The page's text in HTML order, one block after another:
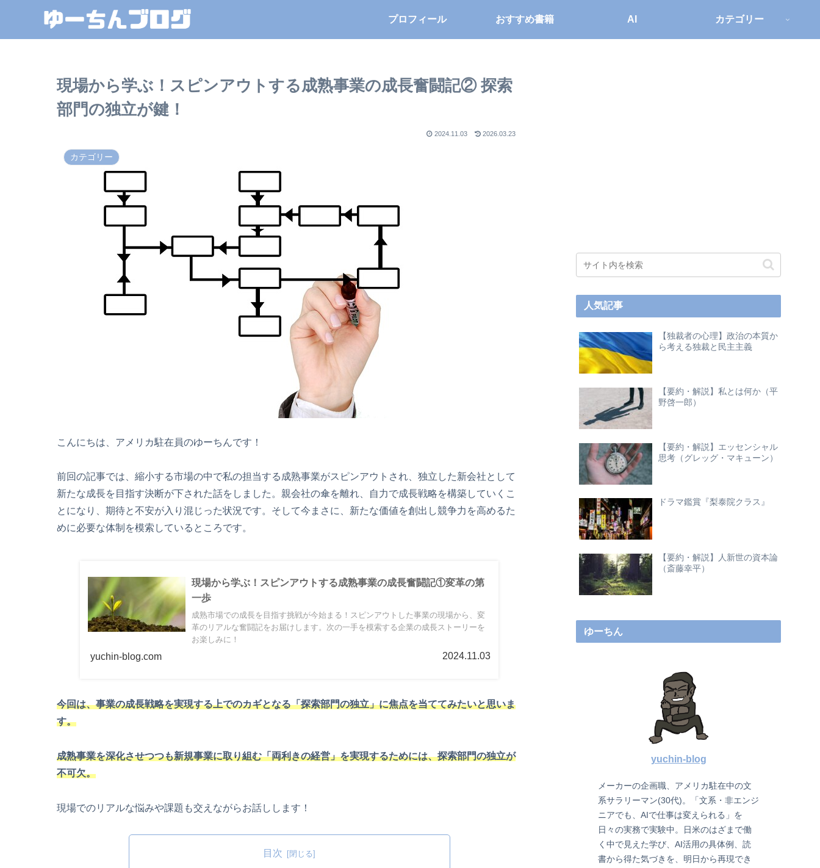
プロフィール おすすめ書籍 AI カテゴリー
現場から学ぶ！スピンアウトする成熟事業の成長奮闘記② 探索
部門の独立が鍵！
2024.11.03 2026.03.23
カテゴリー
こんにちは、アメリカ駐在員のゆーちんです！
前回の記事では、縮小する市場の中で私の担当する成熟事業がスピンアウトされ、独立した新会社として
新たな成長を目指す決断が下された話をしました。親会社の傘を離れ、自力で成長戦略を構築していくこ
とになり、期待と不安が入り混じった状況です。そして今まさに、新たな価値を創出し競争力を高めるた
めに必要な体制を模索しているところです。
現場から学ぶ！スピンアウトする成熟事業の成長奮闘記①変革の第
一歩
成熟市場での成長を目指す挑戦が今始まる！スピンアウトした事業の現場から、変
革のリアルな奮闘記をお届けします。次の一手を模索する企業の成長ストーリーを
お楽しみに！
yuchin-blog.com 2024.11.03
今回は、事業の成長戦略を実現する上でのカギとなる「探索部門の独立」に焦点を当ててみたいと思いま
す。
成熟事業を深化させつつも新規事業に取り組む「両利きの経営」を実現するためには、探索部門の独立が
不可欠。
現場でのリアルな悩みや課題も交えながらお話しします！
目次
人気記事
【独裁者の心理】政治の本質か
ら考える独裁と民主主義
【要約・解説】私とは何か（平
野啓一郎）
【要約・解説】エッセンシャル
思考（グレッグ・マキューン）
ドラマ鑑賞『梨泰院クラス』
【要約・解説】人新世の資本論
（斎藤幸平）
ゆーちん
yuchin-blog
メーカーの企画職、アメリカ駐在中の文
系サラリーマン(30代)。「文系・非エンジ
ニアでも、AIで仕事は変えられる」を
日々の実務で実験中。日米のはざまで働
く中で見えた学び、AI活用の具体例、読
書から得た気づきを、明日から再現でき